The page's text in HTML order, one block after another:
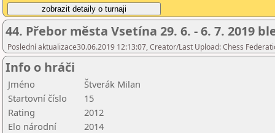
44. Přebor města Vsetína 29. 6. - 6. 7. 2019
Poslední aktualizace30.06.2019 12:13:07, Creator/Last Upload: Chess
Info o hráči
Jméno
Štverák Milan
Startovní číslo
15
Rating
2012
Elo národní
2014